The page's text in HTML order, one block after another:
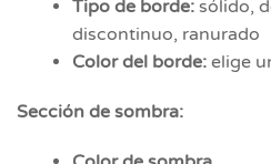
Tipo de borde: sólido,
discontinuo, ranurado
Color del borde: elige
Sección de sombra: